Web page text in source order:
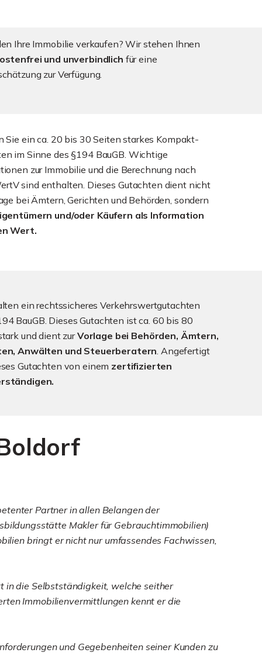
Ihre Immobilie verkaufen? Wir stehen Ihnen
und unverbindlich für eine
zur Verfügung.
Sie ein ca. 20 bis 30 Seiten starkes Kompakt-
im Sinne des §194 BauGB. Wichtige
zur Immobilie und die Berechnung nach
sind enthalten. Dieses Gutachten dient nicht
bei Ämtern, Gerichten und Behörden, sondern
und/oder Käufern als Information
Wert.
ein rechtssicheres Verkehrswertgutachten
BauGB. Dieses Gutachten ist ca. 60 bis 80
und dient zurVorlage bei Behörden, Ämtern,
Anwälten und Steuerberatern. Angefertigt
Gutachten von einem zertifizierten
Partner in allen Belangen der
Makler für Gebrauchtimmobilien)
bringt er nicht nur umfassendes Fachwissen,
in die Selbstständigkeit, welche seither
Immobilienvermittlungen kennt er die
und Gegebenheiten seiner Kunden zu